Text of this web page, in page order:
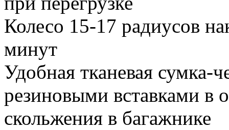
Колесо 15-17 радиусов
минут
Удобная тканевая сумка-
резиновыми вставками в
скольжения в багажнике